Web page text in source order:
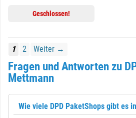
Geschlossen!
1 2 Weiter →
Fragen und Antworten zu
Mettmann
Wie viele DPD PaketShops gibt es